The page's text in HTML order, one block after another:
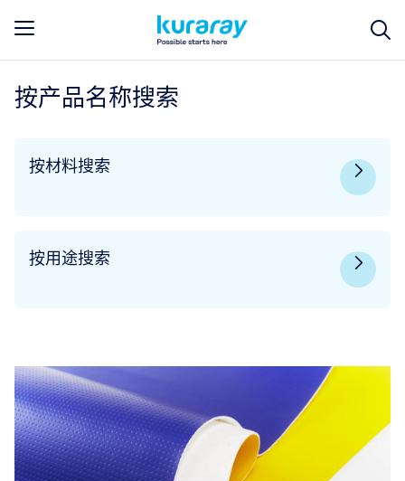
按产品名称搜索
按材料搜索
按用途搜索